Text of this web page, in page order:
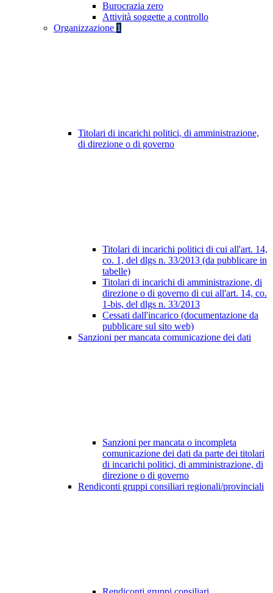
Burocrazia zero
Attività soggette a controllo
Organizzazione 1
Titolari di incarichi politici, di amministrazione,
di direzione o di governo
Titolari di incarichi politici di cui all'art. 14,
co. 1, del dlgs n. 33/2013 (da pubblicare in
tabelle)
Titolari di incarichi di amministrazione, di
direzione o di governo di cui all'art. 14, co.
1-bis, del dlgs n. 33/2013
Cessati dall'incarico (documentazione da
pubblicare sul sito web)
Sanzioni per mancata comunicazione dei dati
Sanzioni per mancata o incompleta
comunicazione dei dati da parte dei titolari
di incarichi politici, di amministrazione, di
direzione o di governo
Rendiconti gruppi consiliari regionali/provinciali